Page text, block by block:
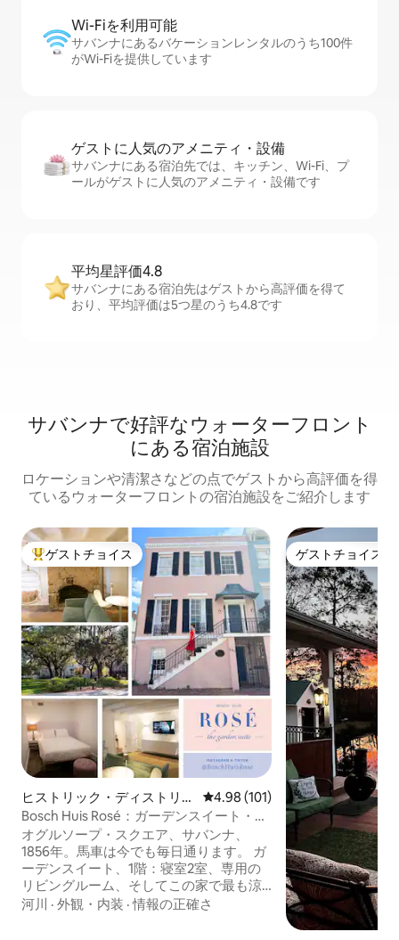
Wi-Fiを利⁠用⁠可⁠能
サバンナにあるバケーションレンタルのうち100件
がWi-Fiを提供しています
ゲストに人⁠気⁠のア⁠メ⁠ニ⁠テ⁠ィ・設⁠備
サバンナにある宿泊先では、キッチン、Wi-Fi、プ
ールがゲストに人気のアメニティ・設備です
平均星評価4.8
サバンナにある宿泊先はゲストから高評価を得て
おり、平均評価は5つ星のうち4.8です
サバンナで好評なウォーターフロント
にある宿泊施設
ロケーションや清潔さなどの点でゲストから高評価を得
ているウォーターフロントの宿泊施設をご紹介します
大好評のゲストチョイスです。
ゲストチョイス
ヒストリック・ディストリク
ト ・ノースの一軒家
レビュー101件、5つ星中4.98つ
4.98 (101)
Bosch Huis Rosé：ガーデンスイート・歴
史的・駐車場
オグルソープ・スクエア、サバンナ、
1856年。馬車は今でも毎日通ります。 ガ
ーデンスイート、1階：寝室2室、専用の
リビングルーム、そしてこの家で最も涼
しく、最も静かな眠り。 車は使わないで
河川 · 外観・内装 ·情報の正確さ
ゲストチョイス
ゲストチョイス